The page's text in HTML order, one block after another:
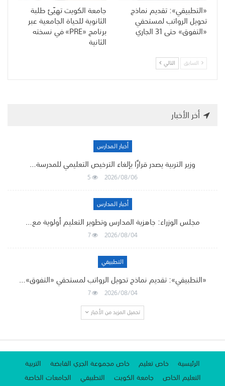
«التطبيقي»: تقديم نماذج
تحويل الرواتب لمستحقي
«التفوق» حتى 31 الجاري
جامعة الكويت تهيّئ طلبة
الثانوية للحياة الجامعية عبر
برنامج «PRE» في نسخته
الثانية
السابق التالي
أخر الأخبار
أخبار المدارس
وزير التربية يصدر قرارًا بإلغاء الترخيص التعليمي للمدرسة…
2026/08/06
5
أخبار المدارس
مجلس الوزراء: جاهزية المدارس وتطوير التعليم أولوية مع…
2026/08/04
7
التطبيقي
«التطبيقي»: تقديم نماذج تحويل الرواتب لمستحقي «التفوق»…
2026/08/04
7
تحميل المزيد من الأخبار
الرئيسية خاص تعليم خاص مجموعة الجري القابضة
التربية
التعليم الخاص
جامعة الكويت التطبيقي
الجامعات الخاصة